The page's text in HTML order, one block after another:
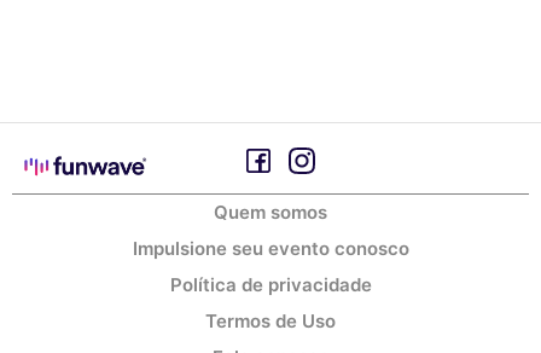
Quem somos
Impulsione seu evento conosco
Política de privacidade
Termos de Uso